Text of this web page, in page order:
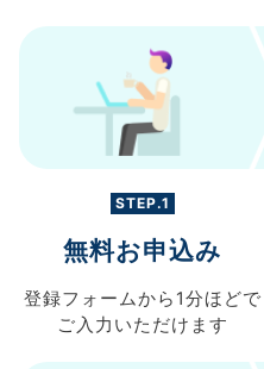
STEP.1
無料お申込み
登録フォームから 1分ほどで
ご入力 いただけます